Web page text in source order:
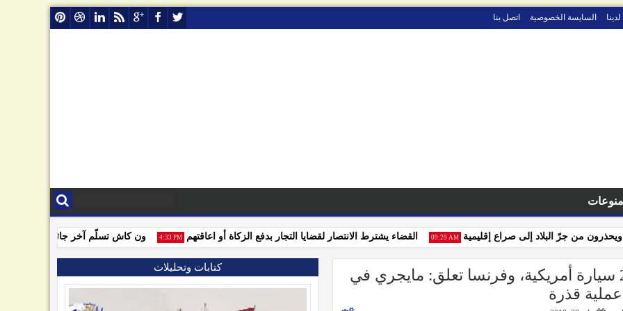
السايسة الخصوصية اتصل بنا
منوعات
ون كاش تسلّم آخر جائزة للفائزين 09:29 AM من جرّ البلاد إلى صراع إقليمية 4:33 PM القضاء يشترط الانتصار لقضايا التجار بدفع الزكاة أو اعاقتهم
الأمم المتحدة تدعم أنصار الحوثي بـ20 سيارة أمريكية، وفرنسا تعلق: مايجري في
عملية قذرة
كتابات وتحليلات